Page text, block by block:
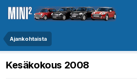
Ajankohtaista
Kesäkokous 2008